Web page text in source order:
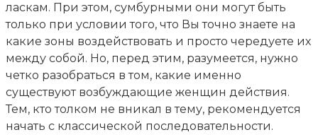
ласкам. При этом, сумбурными они могут быть
только при условии того, что Вы точно знаете на
какие зоны воздействовать и просто чередуете их
между собой. Но, перед этим, разумеется, нужно
четко разобраться в том, какие именно
существуют возбуждающие женщин действия.
Тем, кто толком не вникал в тему, рекомендуется
начать с классической последовательности.